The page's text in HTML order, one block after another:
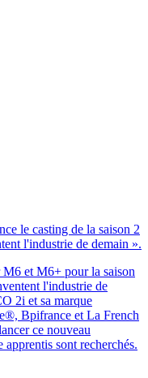
le casting de la saison 2
l'industrie de demain ».
M6 et M6+ pour la saison
l'industrie de
2i et sa marque
Bpifrance et La French
ce nouveau
sont recherchés.